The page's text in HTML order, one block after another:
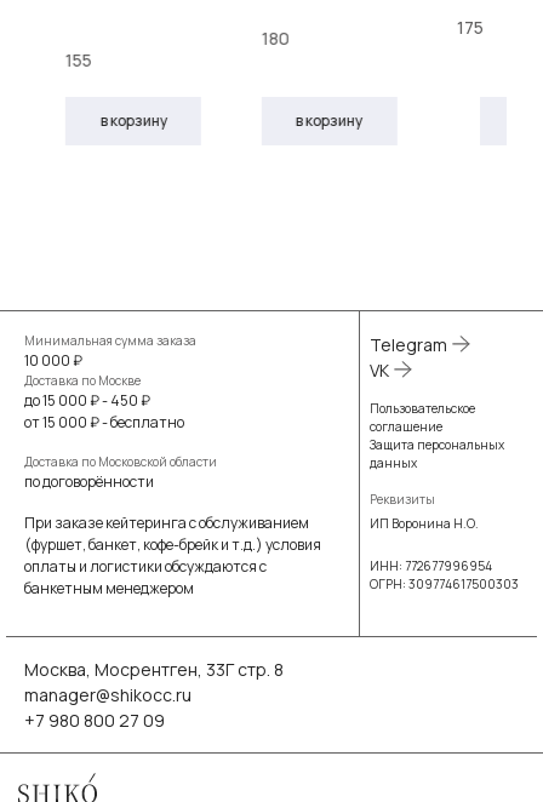
155
в корзину
180
в корзину
175
Минимальная сумма заказа
10 000 ₽
Доставка по Москве
до 15 000 ₽ - 450 ₽
от 15 000 ₽ - бесплатно
Доставка по Московской области
по договорённости
При заказе кейтеринга с обслуживанием
(фуршет, банкет, кофе-брейк и т.д.) условия
оплаты и логистики обсуждаются с
банкетным менеджером
Telegram
VK
Пользовательское
соглашение
Защита персональных
данных
Реквизиты
ИП Воронина Н.О.
ИНН: 772677996954
ОГРН: 309774617500303
Москва, Мосрентген, 33Г стр. 8
manager@shikocc.ru
+7 980 800 27 09